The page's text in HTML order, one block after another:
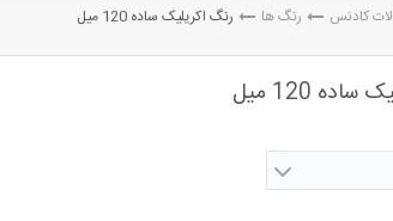
کادنس رنگ ها رنگ اکریلیک ساده 120 میل
120 میل